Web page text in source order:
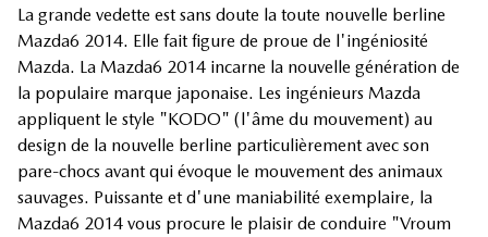
La grande vedette est sans doute la toute nouvelle berline
Mazda6 2014. Elle fait figure de proue de l'ingéniosité
Mazda. La Mazda6 2014 incarne la nouvelle génération de
la populaire marque japonaise. Les ingénieurs Mazda
appliquent le style "KODO" (l'âme du mouvement) au
design de la nouvelle berline particulièrement avec son
pare-chocs avant qui évoque le mouvement des animaux
sauvages. Puissante et d'une maniabilité exemplaire, la
Mazda6 2014 vous procure le plaisir de conduire "Vroum